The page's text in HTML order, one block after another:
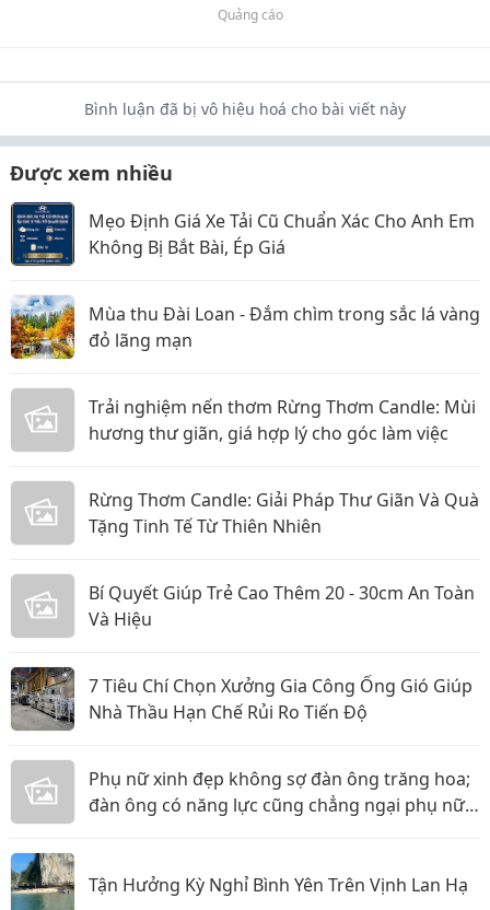
Quảng cáo
Bình luận đã bị vô hiệu hoá cho bài viết này
Được xem nhiều
Mẹo Định Giá Xe Tải Cũ Chuẩn Xác Cho Anh Em
Không Bị Bắt Bài, Ép Giá
Mùa thu Đài Loan - Đắm chìm trong sắc lá vàng
đỏ lãng mạn
Trải nghiệm nến thơm Rừng Thơm Candle: Mùi
hương thư giãn, giá hợp lý cho góc làm việc
Rừng Thơm Candle: Giải Pháp Thư Giãn Và Quà
Tặng Tinh Tế Từ Thiên Nhiên
Bí Quyết Giúp Trẻ Cao Thêm 20 - 30cm An Toàn
Và Hiệu
7 Tiêu Chí Chọn Xưởng Gia Công Ống Gió Giúp
Nhà Thầu Hạn Chế Rủi Ro Tiến Độ
Phụ nữ xinh đẹp không sợ đàn ông trăng hoa;
đàn ông có năng lực cũng chẳng ngại phụ nữ
Tận Hưởng Kỳ Nghỉ Bình Yên Trên Vịnh Lan Hạ